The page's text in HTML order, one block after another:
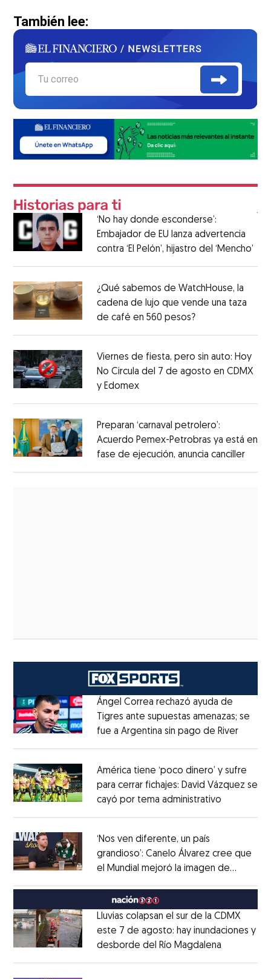
También lee:
‘No hay donde esconderse’:
Embajador de EU lanza advertencia
contra ‘El Pelón’, hijastro del ‘Mencho’
¿Qué sabemos de WatchHouse, la
cadena de lujo que vende una taza
de café en 560 pesos?
Viernes de fiesta, pero sin auto: Hoy
No Circula del 7 de agosto en CDMX
y Edomex
Preparan ‘carnaval petrolero’:
Acuerdo Pemex-Petrobras ya está en
fase de ejecución, anuncia canciller
Ángel Correa rechazó ayuda de
Tigres ante supuestas amenazas; se
fue a Argentina sin pago de RiverOpens
América tiene ‘poco dinero’ y sufre
para cerrar fichajes: David Vázquez se
cayó por tema administrativo
‘Nos ven diferente, un país
grandioso’: Canelo Álvarez cree que
el Mundial mejoró la imagen de
Lluvias colapsan el sur de la CDMX
este 7 de agosto: hay inundaciones y
desborde del Río Magdalena